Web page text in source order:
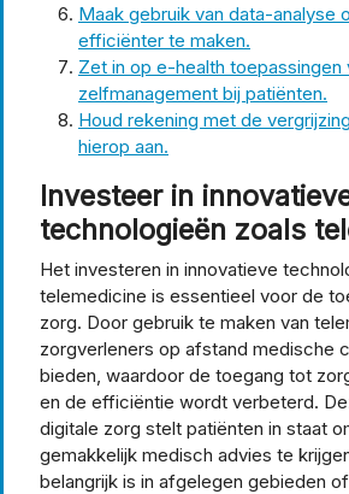
Maak gebruik van data-analyse
efficiënter te maken.
Zet in op e-health toepassingen
zelfmanagement bij patiënten.
Houd rekening met de
hierop aan.
Investeer in
technologieën zoals
Het investeren in innovatieve
telemedicine is essentieel voor de
zorg. Door gebruik te maken van
zorgverleners op afstand medische
bieden, waardoor de toegang tot
en de efficiëntie wordt verbeterd.
digitale zorg stelt patiënten in staat
gemakkelijk medisch advies te
belangrijk is in afgelegen gebieden